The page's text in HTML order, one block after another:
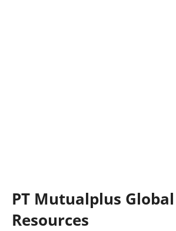
PT Mutualplus Global
Resources